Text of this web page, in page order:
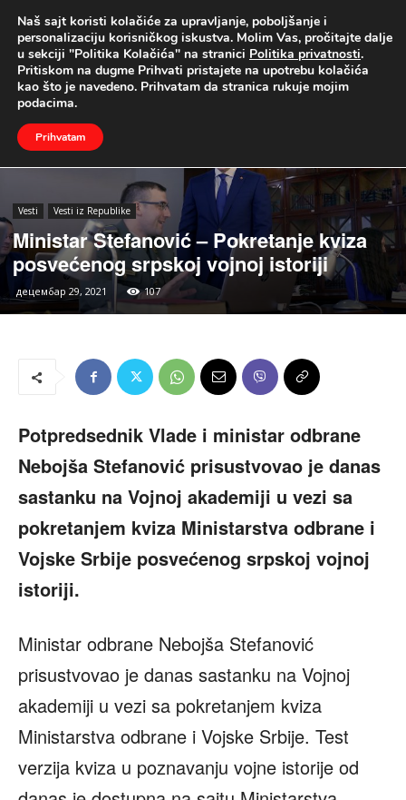
UŽIVO
Naslovna Vesti Vesti iz Republike
Vesti Vesti iz Republike
Ministar Stefanović – Pokretanje kviza
posvećenog srpskoj vojnoj istoriji
децембар 29, 2021 107
Potpredsednik Vlade i ministar odbrane
Nebojša Stefanović prisustvovao je danas
sastanku na Vojnoj akademiji u vezi sa
pokretanjem kviza Ministarstva odbrane i
Vojske Srbije posvećenog srpskoj vojnoj
istoriji.
Ministar odbrane Nebojša Stefanović
prisustvovao je danas sastanku na Vojnoj
akademiji u vezi sa pokretanjem kviza
Ministarstva odbrane i Vojske Srbije. Test
verzija kviza u poznavanju vojne istorije od
Naš sajt koristi kolačiće za upravljanje, poboljšanje i
personalizaciju korisničkog iskustva. Molim Vas, pročitajte dalje
u sekciji "Politika Kolačića" na stranici Politika privatnosti.
Pritiskom na dugme Prihvati pristajete na upotrebu kolačića
kao što je navedeno. Prihvatam da stranica rukuje mojim
podacima.
Prihvatam